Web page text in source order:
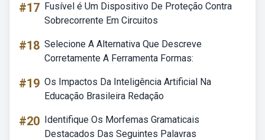
#17 Fusível é Um Dispositivo De Proteção Contra
Sobrecorrente Em Circuitos
#18 Selecione A Alternativa Que Descreve
Corretamente A Ferramenta Formas:
#19 Os Impactos Da Inteligência Artificial Na
Educação Brasileira Redação
#20 Identifique Os Morfemas Gramaticais
Destacados Das Seguintes Palavras